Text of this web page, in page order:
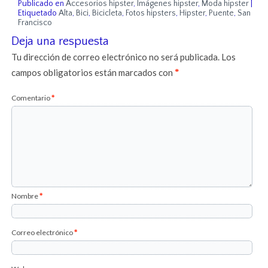
Publicado en Accesorios hipster, Imágenes hipster, Moda hipster
Etiquetado Alta, Bici, Bicicleta, Fotos hipsters, Hipster, Puente, San
Francisco
Deja una respuesta
Tu dirección de correo electrónico no será publicada. Los
campos obligatorios están marcados con*
Comentario*
Nombre*
Correo electrónico*